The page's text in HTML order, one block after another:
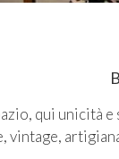
qui unicità
vintage,